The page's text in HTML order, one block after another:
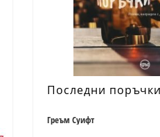
Последни поръчки
Греъм Суифт